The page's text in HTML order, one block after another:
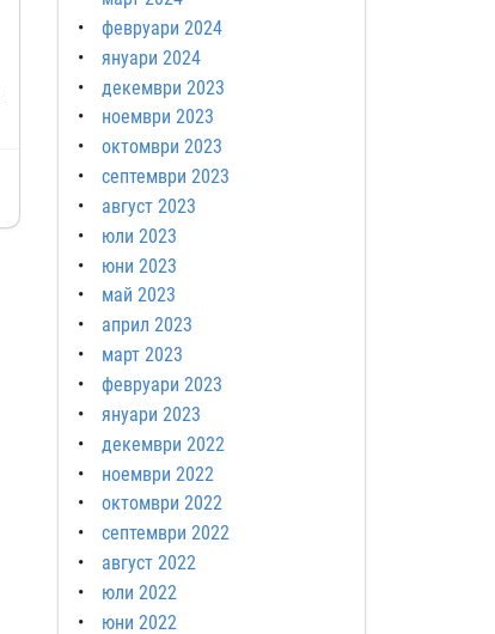
февруари 2024
януари 2024
декември 2023
ноември 2023
октомври 2023
септември 2023
август 2023
юли 2023
юни 2023
май 2023
април 2023
март 2023
февруари 2023
януари 2023
декември 2022
ноември 2022
октомври 2022
септември 2022
август 2022
юли 2022
юни 2022